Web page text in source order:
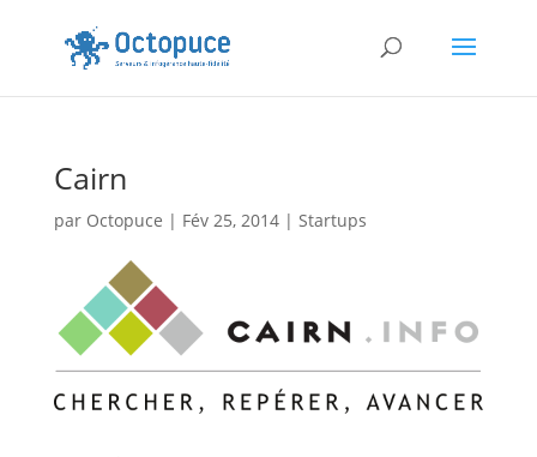
Cairn
par Octopuce | Fév 25, 2014| Startups